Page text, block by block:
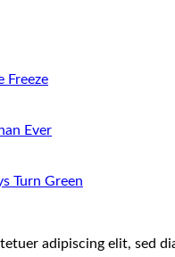
Freeze
Ever
Turn Green
adipiscing elit, sed